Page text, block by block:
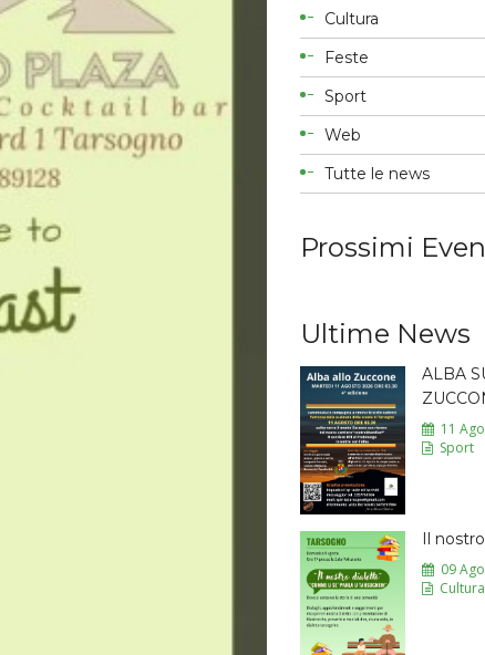
Cultura
Feste
Sport
Web
Tutte le news
Prossimi
Ultime News
ALBA
11
Sport
Il
09
Cultura